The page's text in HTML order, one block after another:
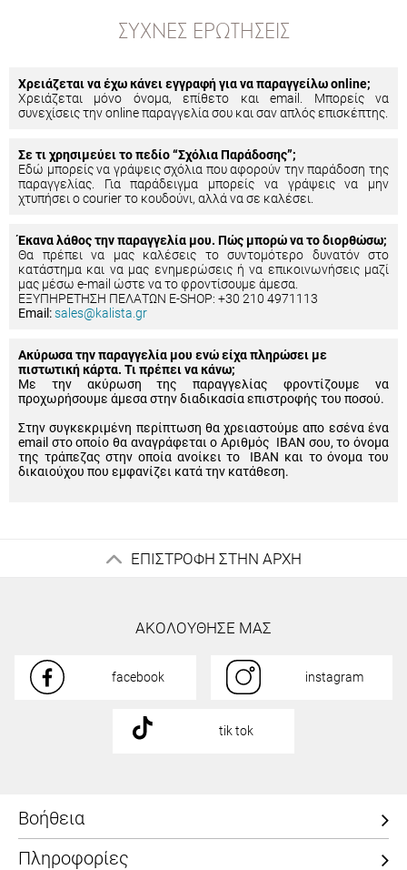
ΣΥΧΝΈΣ ΕΡΩΤΉΣΕΙΣ
Χρειάζεται να έχω κάνει εγγραφή για να παραγγείλω online;
Χρειάζεται μόνο όνομα, επίθετο και email. Μπορείς να
συνεχίσεις την online παραγγελία σου και σαν απλός επισκέπτης.
Σε τι χρησιμεύει το πεδίο “Σχόλια Παράδοσης”;
Εδώ μπορείς να γράψεις σχόλια που αφορούν την παράδοση της
παραγγελίας. Για παράδειγμα μπορείς να γράψεις να μην
χτυπήσει ο courier το κουδούνι, αλλά να σε καλέσει.
Έκανα λάθος την παραγγελία μου. Πώς μπορώ να το διορθώσω;
Θα πρέπει να μας καλέσεις το συντομότερο δυνατόν στο
κατάστημα και να μας ενημερώσεις ή να επικοινωνήσεις μαζί
μας μέσω e-mail ώστε να το φροντίσουμε άμεσα.
ΕΞΥΠΗΡΕΤΗΣΗ ΠΕΛΑΤΩΝ E-SHOP: +30 210 4971113
Email:sales@kalista.gr
Ακύρωσα την παραγγελία μου ενώ είχα πληρώσει με
πιστωτική κάρτα. Τι πρέπει να κάνω;
Με την ακύρωση της παραγγελίας φροντίζουμε να
προχωρήσουμε άμεσα στην διαδικασία επιστροφής του ποσού.
Στην συγκεκριμένη περίπτωση θα χρειαστούμε απο εσένα ένα
email στο οποίο θα αναγράφεται ο Αριθμός IBAN σου, το όνομα
της τράπεζας στην οποία ανοίκει το IBAN και το όνομα του
δικαιούχου που εμφανίζει κατά την κατάθεση.
ΕΠΙΣΤΡΟΦΗ ΣΤΗΝ ΑΡΧΗ
ΑΚΟΛΟΥΘΗΣΕ ΜΑΣ
facebook instagram
tik tok
Βοήθεια
Πληροφορίες